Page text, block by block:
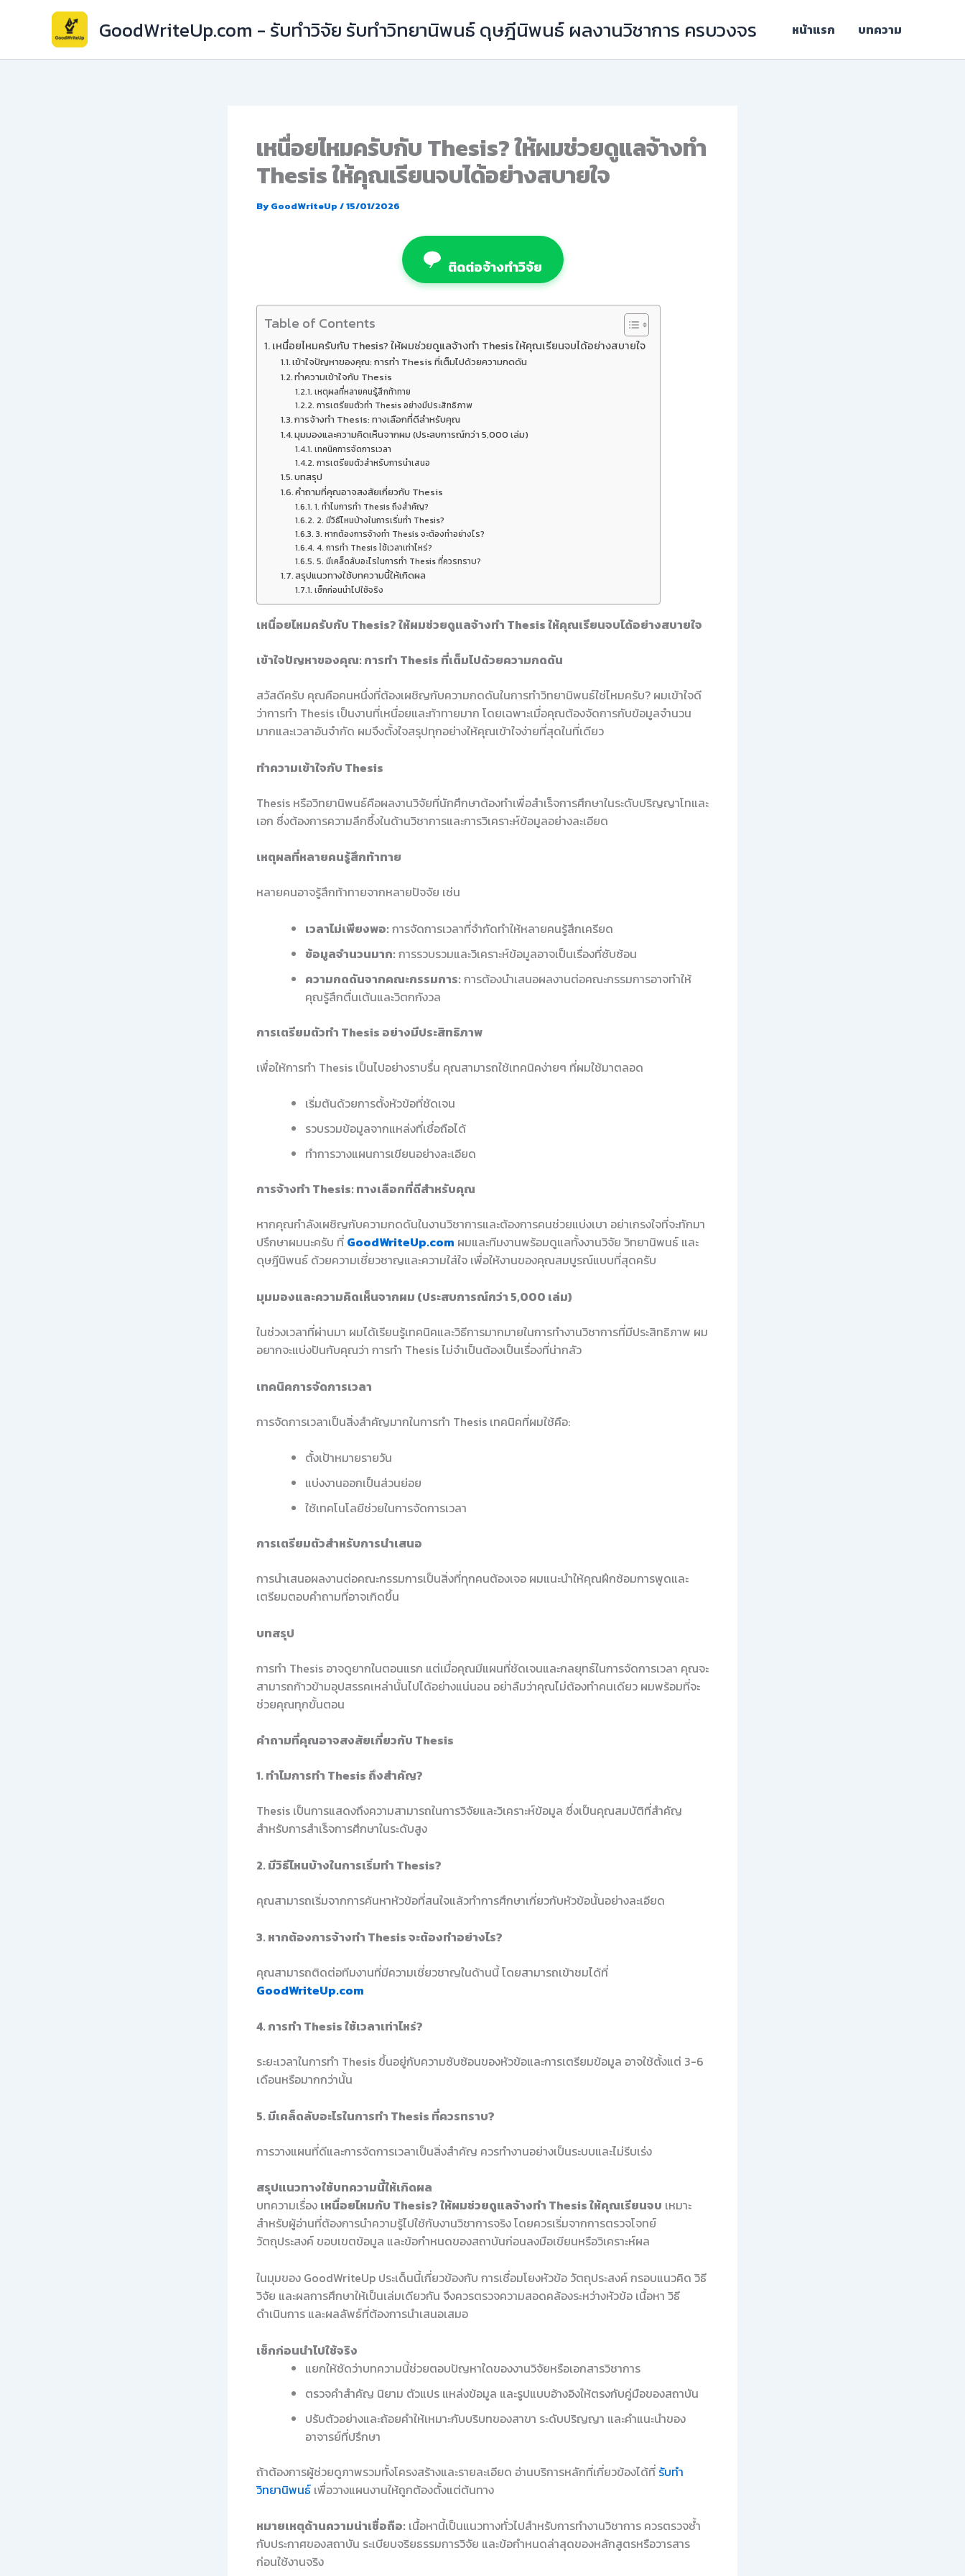
GoodWriteUp.com - รับทำวิจัย รับทำวิทยานิพนธ์ ดุษฎีนิพนธ์ ผลงานวิชาการ ครบวงจร หน้าแรก บทความ
เหนื่อยไหมครับกับ Thesis? ให้ผมช่วยดูแลจ้างทำ
Thesis ให้คุณเรียนจบได้อย่างสบายใจ
By GoodWriteUp /15/01/2026
ติดต่อจ้างทำวิจัย
Table of Contents
เหนื่อยไหมครับกับ Thesis? ให้ผมช่วยดูแลจ้างทำ Thesis ให้คุณเรียนจบได้อย่างสบายใจ
เข้าใจปัญหาของคุณ: การทำ Thesis ที่เต็มไปด้วยความกดดัน
ทำความเข้าใจกับ Thesis
เหตุผลที่หลายคนรู้สึกท้าทาย
การเตรียมตัวทำ Thesis อย่างมีประสิทธิภาพ
การจ้างทำ Thesis: ทางเลือกที่ดีสำหรับคุณ
มุมมองและความคิดเห็นจากผม (ประสบการณ์กว่า 5,000 เล่ม)
เทคนิคการจัดการเวลา
การเตรียมตัวสำหรับการนำเสนอ
บทสรุป
คำถามที่คุณอาจสงสัยเกี่ยวกับ Thesis
1. ทำไมการทำ Thesis ถึงสำคัญ?
2. มีวิธีไหนบ้างในการเริ่มทำ Thesis?
3. หากต้องการจ้างทำ Thesis จะต้องทำอย่างไร?
4. การทำ Thesis ใช้เวลาเท่าไหร่?
5. มีเคล็ดลับอะไรในการทำ Thesis ที่ควรทราบ?
สรุปแนวทางใช้บทความนี้ให้เกิดผล
เช็กก่อนนำไปใช้จริง
เหนื่อยไหมครับกับ Thesis? ให้ผมช่วยดูแลจ้างทำ Thesis ให้คุณเรียนจบได้อย่างสบายใจ
เข้าใจปัญหาของคุณ: การทำ Thesis ที่เต็มไปด้วยความกดดัน
สวัสดีครับ คุณคือคนหนึ่งที่ต้องเผชิญกับความกดดันในการทำวิทยานิพนธ์ใช่ไหมครับ? ผมเข้าใจดี
ว่าการทำ Thesis เป็นงานที่เหนื่อยและท้าทายมาก โดยเฉพาะเมื่อคุณต้องจัดการกับข้อมูลจำนวน
มากและเวลาอันจำกัด ผมจึงตั้งใจสรุปทุกอย่างให้คุณเข้าใจง่ายที่สุดในที่เดียว
ทำความเข้าใจกับ Thesis
Thesis หรือวิทยานิพนธ์คือผลงานวิจัยที่นักศึกษาต้องทำเพื่อสำเร็จการศึกษาในระดับปริญญาโทและ
เอก ซึ่งต้องการความลึกซึ้งในด้านวิชาการและการวิเคราะห์ข้อมูลอย่างละเอียด
เหตุผลที่หลายคนรู้สึกท้าทาย
หลายคนอาจรู้สึกท้าทายจากหลายปัจจัย เช่น
เวลาไม่เพียงพอ: การจัดการเวลาที่จำกัดทำให้หลายคนรู้สึกเครียด
ข้อมูลจำนวนมาก: การรวบรวมและวิเคราะห์ข้อมูลอาจเป็นเรื่องที่ซับซ้อน
ความกดดันจากคณะกรรมการ: การต้องนำเสนอผลงานต่อคณะกรรมการอาจทำให้
คุณรู้สึกตื่นเต้นและวิตกกังวล
การเตรียมตัวทำ Thesis อย่างมีประสิทธิภาพ
เพื่อให้การทำ Thesis เป็นไปอย่างราบรื่น คุณสามารถใช้เทคนิคง่ายๆ ที่ผมใช้มาตลอด
เริ่มต้นด้วยการตั้งหัวข้อที่ชัดเจน
รวบรวมข้อมูลจากแหล่งที่เชื่อถือได้
ทำการวางแผนการเขียนอย่างละเอียด
การจ้างทำ Thesis: ทางเลือกที่ดีสำหรับคุณ
หากคุณกำลังเผชิญกับความกดดันในงานวิชาการและต้องการคนช่วยแบ่งเบา อย่าเกรงใจที่จะทักมา
ปรึกษาผมนะครับ ที่ GoodWriteUp.com ผมและทีมงานพร้อมดูแลทั้งงานวิจัย วิทยานิพนธ์ และ
ดุษฎีนิพนธ์ ด้วยความเชี่ยวชาญและความใส่ใจ เพื่อให้งานของคุณสมบูรณ์แบบที่สุดครับ
มุมมองและความคิดเห็นจากผม (ประสบการณ์กว่า 5,000 เล่ม)
ในช่วงเวลาที่ผ่านมา ผมได้เรียนรู้เทคนิคและวิธีการมากมายในการทำงานวิชาการที่มีประสิทธิภาพ ผม
อยากจะแบ่งปันกับคุณว่า การทำ Thesis ไม่จำเป็นต้องเป็นเรื่องที่น่ากลัว
เทคนิคการจัดการเวลา
การจัดการเวลาเป็นสิ่งสำคัญมากในการทำ Thesis เทคนิคที่ผมใช้คือ:
ตั้งเป้าหมายรายวัน
แบ่งงานออกเป็นส่วนย่อย
ใช้เทคโนโลยีช่วยในการจัดการเวลา
การเตรียมตัวสำหรับการนำเสนอ
การนำเสนอผลงานต่อคณะกรรมการเป็นสิ่งที่ทุกคนต้องเจอ ผมแนะนำให้คุณฝึกซ้อมการพูดและ
เตรียมตอบคำถามที่อาจเกิดขึ้น
บทสรุป
การทำ Thesis อาจดูยากในตอนแรก แต่เมื่อคุณมีแผนที่ชัดเจนและกลยุทธ์ในการจัดการเวลา คุณจะ
สามารถก้าวข้ามอุปสรรคเหล่านั้นไปได้อย่างแน่นอน อย่าลืมว่าคุณไม่ต้องทำคนเดียว ผมพร้อมที่จะ
ช่วยคุณทุกขั้นตอน
คำถามที่คุณอาจสงสัยเกี่ยวกับ Thesis
1. ทำไมการทำ Thesis ถึงสำคัญ?
Thesis เป็นการแสดงถึงความสามารถในการวิจัยและวิเคราะห์ข้อมูล ซึ่งเป็นคุณสมบัติที่สำคัญ
สำหรับการสำเร็จการศึกษาในระดับสูง
2. มีวิธีไหนบ้างในการเริ่มทำ Thesis?
คุณสามารถเริ่มจากการค้นหาหัวข้อที่สนใจแล้วทำการศึกษาเกี่ยวกับหัวข้อนั้นอย่างละเอียด
3. หากต้องการจ้างทำ Thesis จะต้องทำอย่างไร?
คุณสามารถติดต่อทีมงานที่มีความเชี่ยวชาญในด้านนี้ โดยสามารถเข้าชมได้ที่
GoodWriteUp.com
4. การทำ Thesis ใช้เวลาเท่าไหร่?
ระยะเวลาในการทำ Thesis ขึ้นอยู่กับความซับซ้อนของหัวข้อและการเตรียมข้อมูล อาจใช้ตั้งแต่ 3-6
เดือนหรือมากกว่านั้น
5. มีเคล็ดลับอะไรในการทำ Thesis ที่ควรทราบ?
การวางแผนที่ดีและการจัดการเวลาเป็นสิ่งสำคัญ ควรทำงานอย่างเป็นระบบและไม่รีบเร่ง
สรุปแนวทางใช้บทความนี้ให้เกิดผล
บทความเรื่อง เหนื่อยไหมกับ Thesis? ให้ผมช่วยดูแลจ้างทำ Thesis ให้คุณเรียนจบ เหมาะ
สำหรับผู้อ่านที่ต้องการนำความรู้ไปใช้กับงานวิชาการจริง โดยควรเริ่มจากการตรวจโจทย์
วัตถุประสงค์ ขอบเขตข้อมูล และข้อกำหนดของสถาบันก่อนลงมือเขียนหรือวิเคราะห์ผล
ในมุมของ GoodWriteUp ประเด็นนี้เกี่ยวข้องกับ การเชื่อมโยงหัวข้อ วัตถุประสงค์ กรอบแนวคิด วิธี
วิจัย และผลการศึกษาให้เป็นเล่มเดียวกัน จึงควรตรวจความสอดคล้องระหว่างหัวข้อ เนื้อหา วิธี
ดำเนินการ และผลลัพธ์ที่ต้องการนำเสนอเสมอ
เช็กก่อนนำไปใช้จริง
แยกให้ชัดว่าบทความนี้ช่วยตอบปัญหาใดของงานวิจัยหรือเอกสารวิชาการ
ตรวจคำสำคัญ นิยาม ตัวแปร แหล่งข้อมูล และรูปแบบอ้างอิงให้ตรงกับคู่มือของสถาบัน
ปรับตัวอย่างและถ้อยคำให้เหมาะกับบริบทของสาขา ระดับปริญญา และคำแนะนำของ
อาจารย์ที่ปรึกษา
ถ้าต้องการผู้ช่วยดูภาพรวมทั้งโครงสร้างและรายละเอียด อ่านบริการหลักที่เกี่ยวข้องได้ที่ รับทำ
วิทยานิพนธ์ เพื่อวางแผนงานให้ถูกต้องตั้งแต่ต้นทาง
หมายเหตุด้านความน่าเชื่อถือ: เนื้อหานี้เป็นแนวทางทั่วไปสำหรับการทำงานวิชาการ ควรตรวจซ้ำ
กับประกาศของสถาบัน ระเบียบจริยธรรมการวิจัย และข้อกำหนดล่าสุดของหลักสูตรหรือวารสาร
ก่อนใช้งานจริง